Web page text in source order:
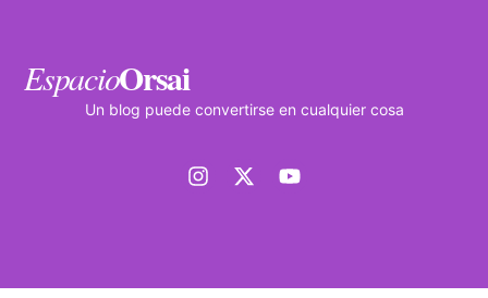
EspacioOrsai
Un blog puede convertirse en cualquier cosa